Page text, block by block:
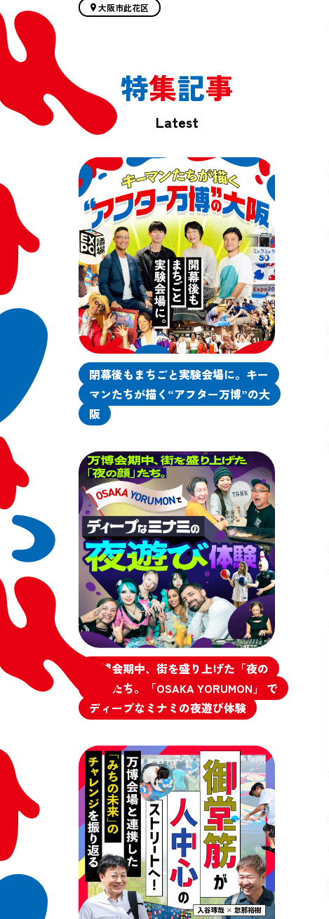
大阪市此花区
特集記事
Latest
閉幕後もまちごと実験会場に。キー
マンたちが描く“アフター万博”の大
阪
万博会期中、街を盛り上げた「夜の
顔」たち。「OSAKA YORUMON」 で
ディープなミナミの夜遊び体験